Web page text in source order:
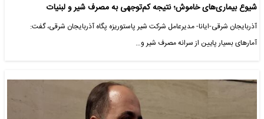
شیوع بیماری‌های خاموش؛ نتیجه کم‌توجهی به مصرف شیر و لبنیات
آذربایجان شرقی-ایانا- مدیرعامل شرکت شیر پاستوریزه پگاه آذربایجان شرقی، گفت:
آمارهای بسیار پایین از سرانه مصرف شیر و…